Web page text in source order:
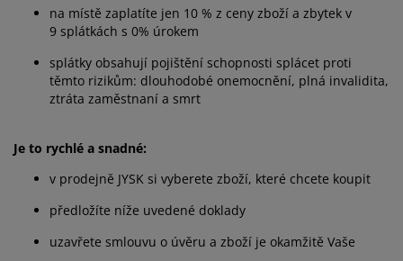
matrace
postele
mazlíčky
na místě zaplatíte jen 10 % z ceny zboží a zbytek v
9 splátkách s 0% úrokem
splátky obsahují pojištění schopnosti splácet proti
těmto rizikům: dlouhodobé onemocnění, plná invalidita,
ztráta zaměstnaní a smrt
Je to rychlé a snadné:
v prodejně JYSK si vyberete zboží, které chcete koupit
předložíte níže uvedené doklady
uzavřete smlouvu o úvěru a zboží je okamžitě Vaše